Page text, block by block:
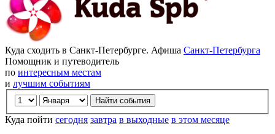
Куда сходить в Санкт-Петербурге. Афиша Санкт-Петербурга
Помощник и путеводитель
по интересным местам
и лучшим событиям
Куда пойти сегодня завтра в выходные в этом месяце